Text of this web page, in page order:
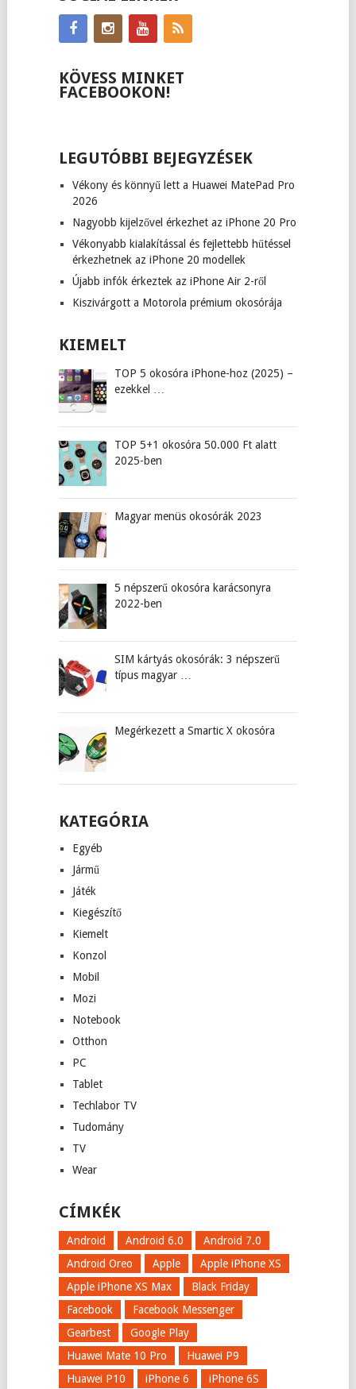
KÖVESS MINKET
FACEBOOKON!
LEGUTÓBBI BEJEGYZÉSEK
Vékony és könnyű lett a Huawei MatePad Pro
2026
Nagyobb kijelzővel érkezhet az iPhone 20 Pro
Vékonyabb kialakítással és fejlettebb hűtéssel
érkezhetnek az iPhone 20 modellek
Újabb infók érkeztek az iPhone Air 2-ről
Kiszivárgott a Motorola prémium okosórája
KIEMELT
TOP 5 okosóra iPhone-hoz (2025) –
ezekkel …
TOP 5+1 okosóra 50.000 Ft alatt
2025-ben
Magyar menüs okosórák 2023
5 népszerű okosóra karácsonyra
2022-ben
SIM kártyás okosórák: 3 népszerű
típus magyar …
Megérkezett a Smartic X okosóra
KATEGÓRIA
Egyéb
Jármű
Játék
Kiegészítő
Kiemelt
Konzol
Mobil
Mozi
Notebook
Otthon
PC
Tablet
Techlabor TV
Tudomány
TV
Wear
CÍMKÉK
Android Android 6.0
Android 7.0
Android Oreo
Apple
Apple iPhone XS
Apple iPhone XS Max
Black Friday
Facebook
Facebook Messenger
Gearbest
Google Play
Huawei Mate 10 Pro
Huawei P9
Huawei P10
iPhone 6
iPhone 6S